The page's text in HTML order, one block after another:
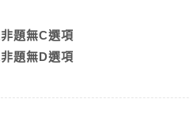
題無C選項
題無D選項